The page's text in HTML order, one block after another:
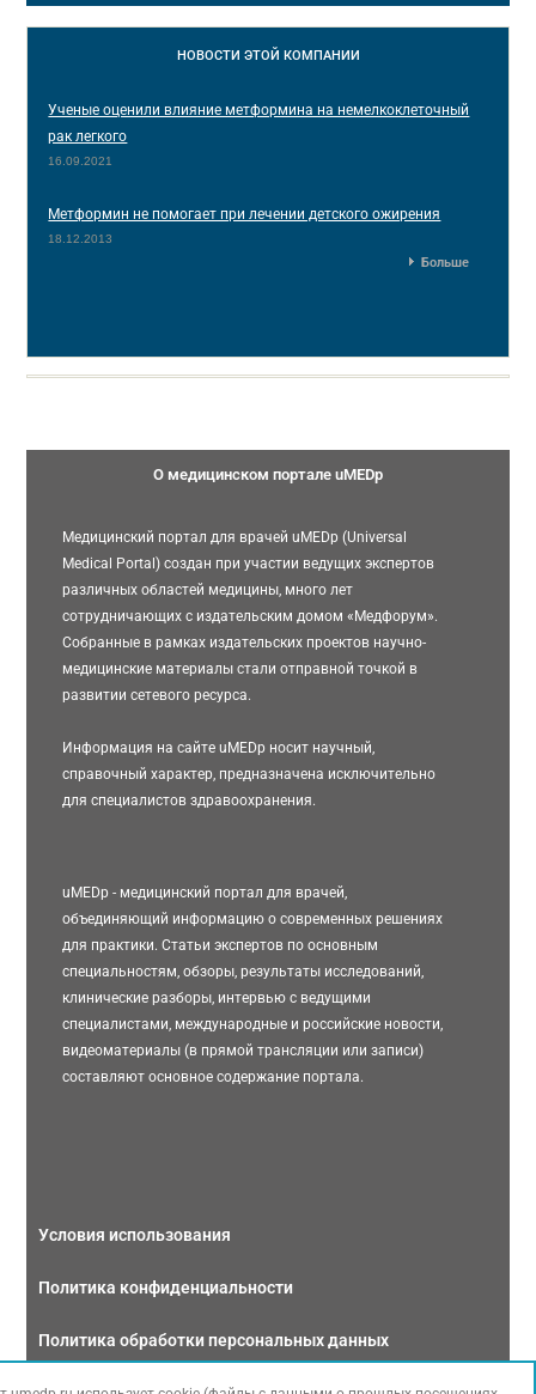
НОВОСТИ ЭТОЙ КОМПАНИИ
Ученые оценили влияние метформина на немелкоклеточный
рак легкого
16.09.2021
Метформин не помогает при лечении детского ожирения
18.12.2013
Больше
О медицинском портале uMEDp
Медицинский портал для врачей uMEDp (Universal
Medical Portal) создан при участии ведущих экспертов
различных областей медицины, много лет
сотрудничающих с издательским домом «Медфорум».
Собранные в рамках издательских проектов научно-
медицинские материалы стали отправной точкой в
развитии сетевого ресурса.
Информация на сайте uMEDp носит научный,
справочный характер, предназначена исключительно
для специалистов здравоохранения.
uMEDp - медицинский портал для врачей,
объединяющий информацию о современных решениях
для практики. Статьи экспертов по основным
специальностям, обзоры, результаты исследований,
клинические разборы, интервью с ведущими
специалистами, международные и российские новости,
видеоматериалы (в прямой трансляции или записи)
составляют основное содержание портала.
Условия использования
Политика конфиденциальности
Политика обработки персональных данных